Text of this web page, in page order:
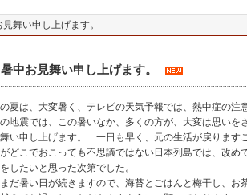
舞い申し上げます。
暑中お見舞い申し上げます。
夏は、大変暑く、テレビの天気予報では、熱中症の注
地震では、この暑いなか、多くの方が、大変は思いを
い申し上げます。 一日も早く、元の生活が戻ります
どこでおこっても不思議ではない日本列島では、改め
したいと思った次第でした。
だ暑い日が続きますので、海苔とごはんと梅干し、お